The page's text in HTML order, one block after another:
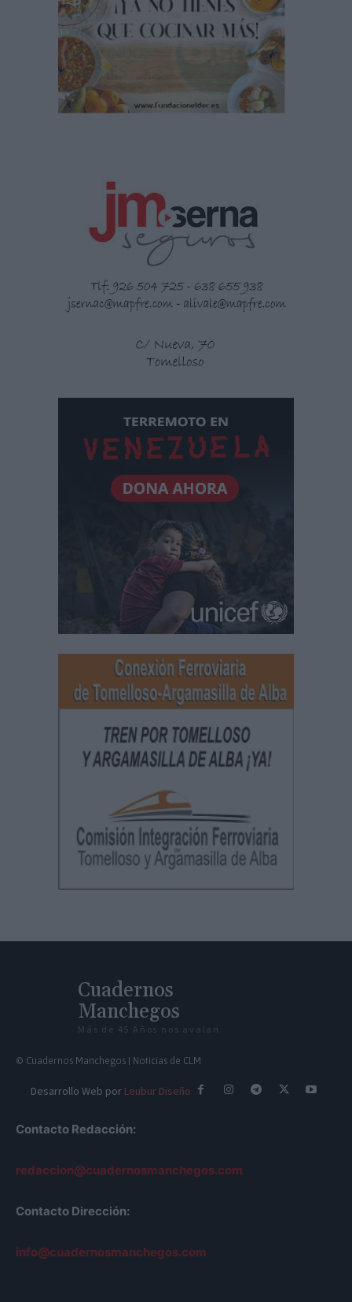
Cuadernos
Manchegos
Más de 45 Años nos avalan
© Cuadernos Manchegos | Noticias de CLM
Desarrollo Web por Leubur Diseño
Contacto Redacción:
redaccion@cuadernosmanchegos.com
Contacto Dirección:
info@cuadernosmanchegos.com